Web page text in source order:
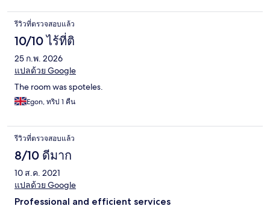
รีวิวที่ตรวจสอบแล้ว
10/10 ไร้ที่ติ
25 ก.พ. 2026
แปลด้วย Google
The room was spoteles.
Egon, ทริป 1 คืน
รีวิวที่ตรวจสอบแล้ว
8/10 ดีมาก
10 ส.ค. 2021
แปลด้วย Google
Professional and efficient services